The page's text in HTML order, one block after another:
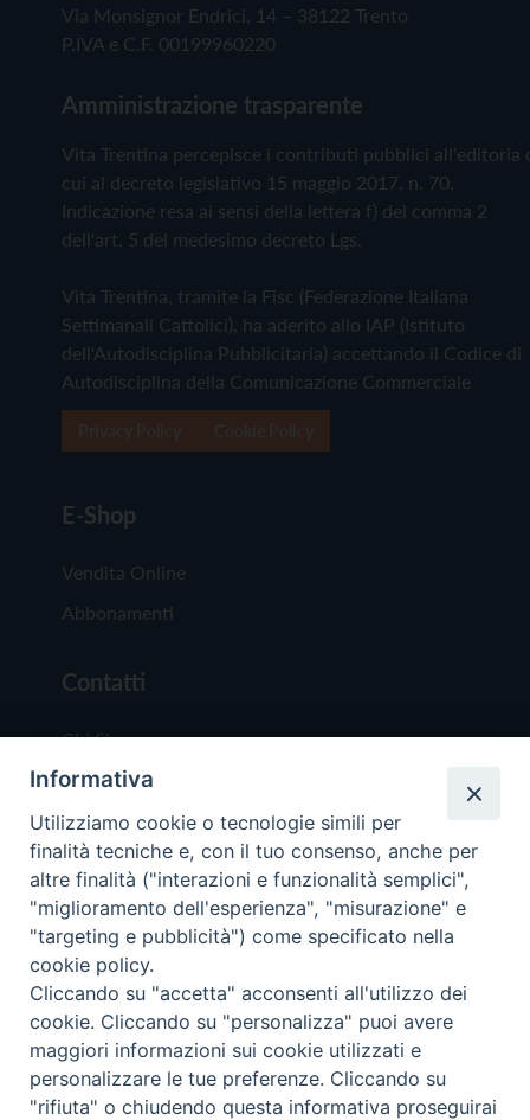
Via Monsignor Endrici, 14 – 38122 Trento
P.IVA e C.F. 00199960220
Amministrazione trasparente
Vita Trentina percepisce i contributi pubblici all'editoria
cui al decreto legislativo 15 maggio 2017, n. 70.
Indicazione resa ai sensi della lettera f) del comma 2
dell'art. 5 del medesimo decreto Lgs.
Vita Trentina, tramite la Fisc (Federazione Italiana
Settimanali Cattolici), ha aderito allo IAP (Istituto
dell'Autodisciplina Pubblicitaria) accettando il Codice di
Autodisciplina della Comunicazione Commerciale
E-Shop
Vendita Online
Abbonamenti
Contatti
Chi Siamo
Redazione
Scrivici
Copyright © 2019 - Tutti i diritti riservati - Vita
Trentina Editrice
Privacy Policy
Torna
Informativa
Utilizziamo cookie o tecnologie simili per
finalità tecniche e, con il tuo consenso, anche per
altre finalità ("interazioni e funzionalità semplici",
"miglioramento dell'esperienza", "misurazione" e
"targeting e pubblicità") come specificato nella
cookie policy.
Cliccando su "accetta" acconsenti all'utilizzo dei
cookie. Cliccando su "personalizza" puoi avere
maggiori informazioni sui cookie utilizzati e
personalizzare le tue preferenze. Cliccando su
"rifiuta" o chiudendo questa informativa proseguirai